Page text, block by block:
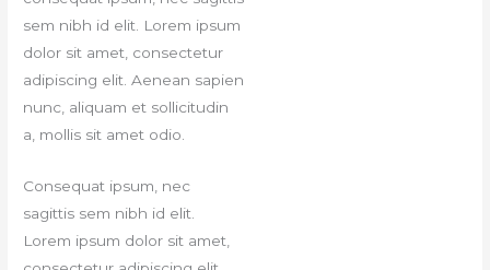
sem nibh id elit. Lorem ipsum
dolor sit amet, consectetur
adipiscing elit. Aenean sapien
nunc, aliquam et sollicitudin
a, mollis sit amet odio.
Consequat ipsum, nec
sagittis sem nibh id elit.
Lorem ipsum dolor sit amet,